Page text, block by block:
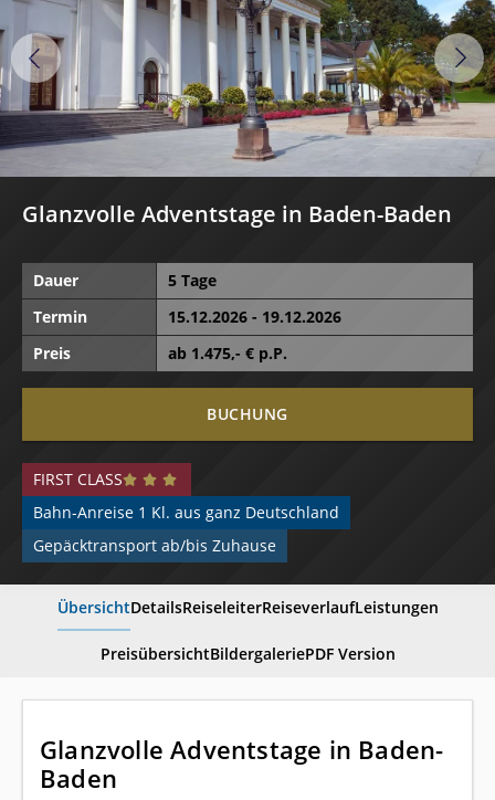
Glanzvolle Adventstage in Baden-Baden
Dauer
5 Tage
Termin
15.12.2026 - 19.12.2026
Preis
ab 1.475,- € p.P.
BUCHUNG
Bahn-Anreise 1 Kl. aus ganz Deutschland
FIRST CLASS
Gepäcktransport ab/bis Zuhause
ÜbersichtDetailsReiseleiterReiseverlaufLeistungen
PreisübersichtBildergaleriePDF Version
Glanzvolle Adventstage in Baden-
Baden